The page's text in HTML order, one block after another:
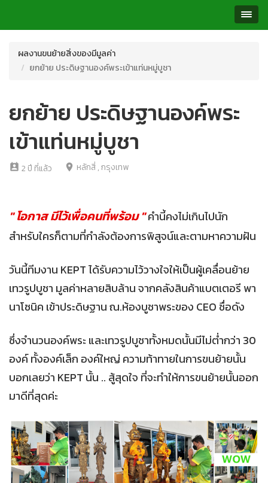
ผลงานขนย้ายสิ่งของมีมูลค่า
ยกย้าย ประดิษฐานองค์พระเข้าแท่นหมู่บูชา
ยกย้าย ประดิษฐานองค์พระ
เข้าแท่นหมู่บูชา
perm_contact_calendar 2 ปี ที่แล้ว location_on หลักสี่ , กรุงเทพ
" โอกาส มีไว้เพื่อคนที่พร้อม "คำนี้คงไม่เกินไปนัก
สำหรับใครก็ตามที่กำลังต้องการพิสูจน์และตามหาความฝัน
วันนี้ทีมงาน KEPT ได้รับความไว้วางใจให้เป็นผู้เคลื่อนย้าย
เทวรูปบูชา มูลค่าหลายสิบล้าน จากคลังสินค้าแบตเตอรี พา
นาโซนิค เข้าประดิษฐาน ณ.ห้องบูชาพระของ CEO ชื่อดัง
ซึ่งจำนวนองค์พระ และเทวรูปบูชาทั้งหมดนั้นมีไม่ต่ำกว่า 30
องค์ ทั้งองค์เล็ก องค์ใหญ่ ความท้าทายในการขนย้ายนั้น
บอกเลยว่า KEPT นั้น .. สู้สุดใจ ที่จะทำให้การขนย้ายนั้นออก
มาดีที่สุดค่ะ